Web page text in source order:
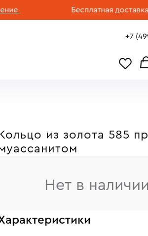
Бесплатная доставка
+7
Кольцо из золота 585
Нет в наличии